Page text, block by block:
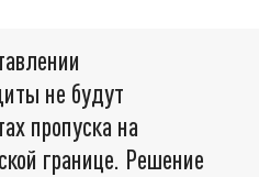
не будут
пропуска на
границе. Решение